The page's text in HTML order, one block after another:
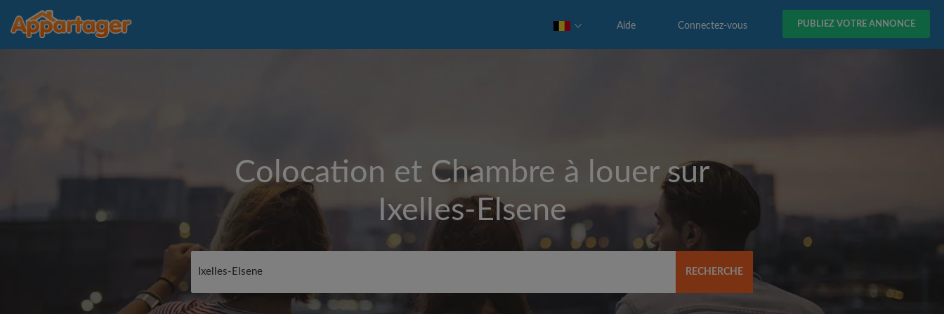
PUBLIEZ VOTRE ANNONCE
Connectez-vous
Aide
Colocation et Chambre à louer sur
Ixelles-Elsene
RECHERCHE